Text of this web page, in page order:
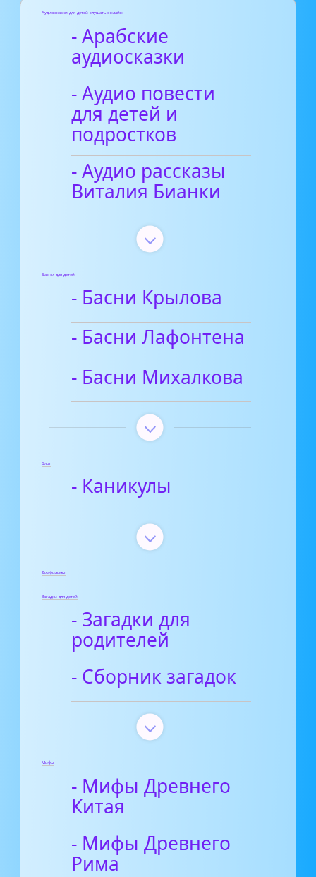
Аудиосказки для детей слушать онлайн
- Арабские
аудиосказки
- Аудио повести
для детей и
подростков
- Аудио рассказы
Виталия Бианки
Басни для детей
- Басни Крылова
- Басни Лафонтена
- Басни Михалкова
Блог
- Каникулы
Диафильмы
Загадки для детей
- Загадки для
родителей
- Сборник загадок
Мифы
- Мифы Древнего
Китая
- Мифы Древнего
Рима